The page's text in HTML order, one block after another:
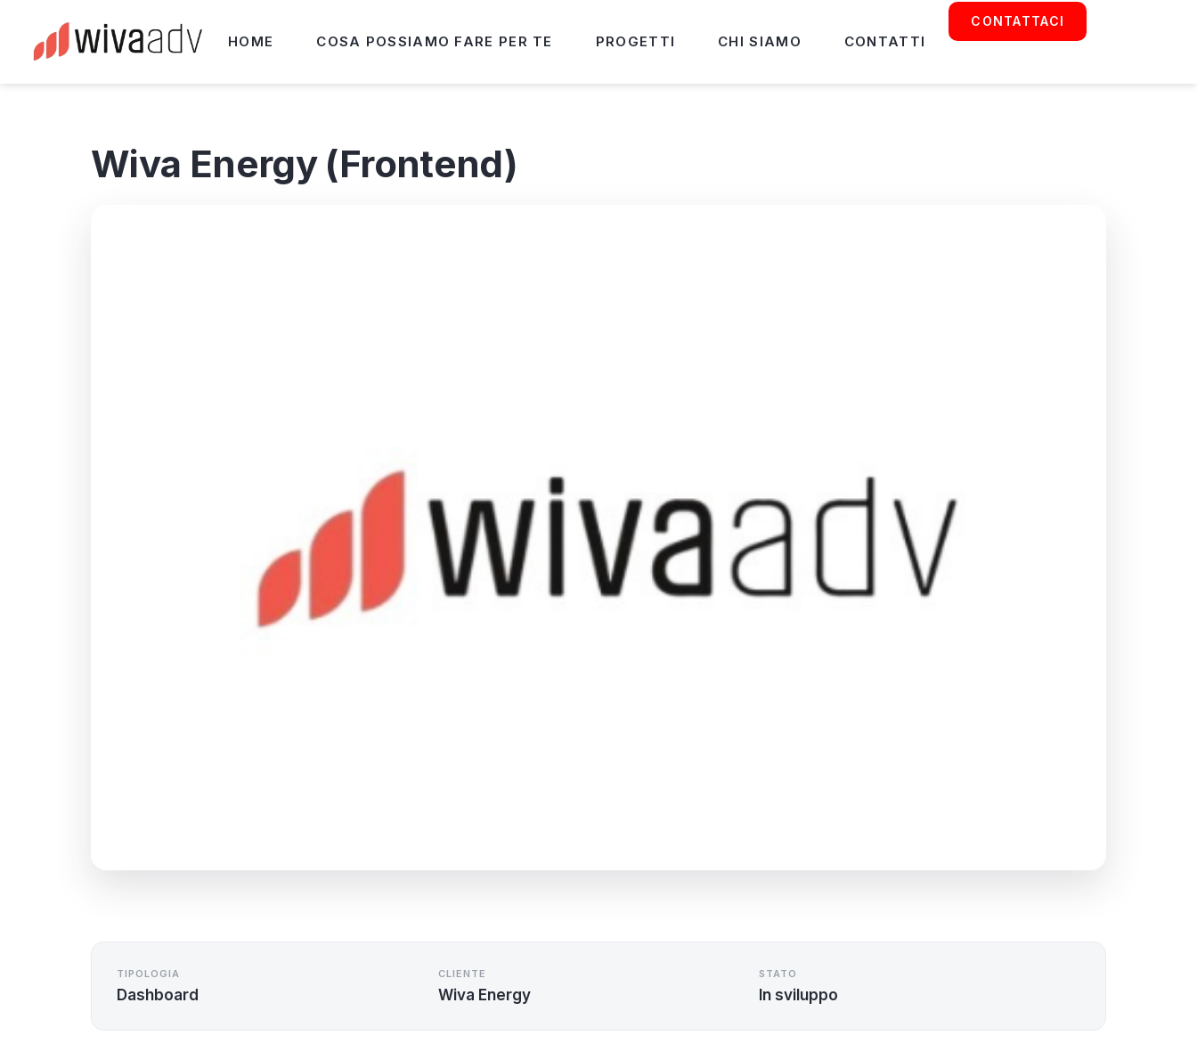
HOME COSA POSSIAMO FARE PER TE PROGETTI CHI SIAMO CONTATTI
CONTATTACI
Wiva Energy (Frontend)
TIPOLOGIA
Dashboard
CLIENTE
Wiva Energy
STATO
In sviluppo